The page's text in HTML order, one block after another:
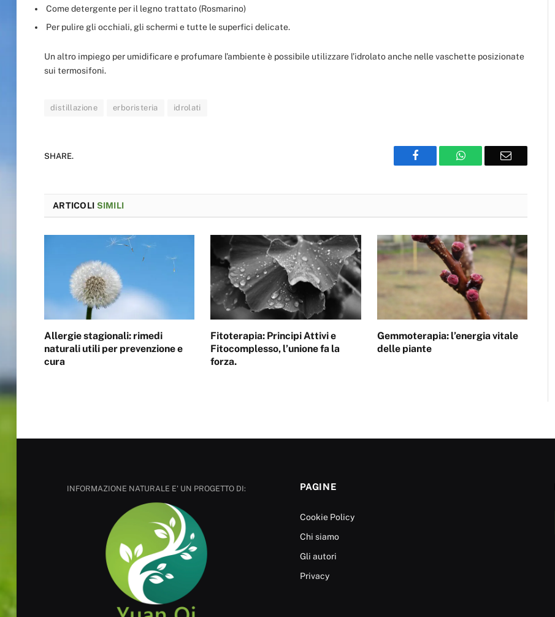
Come detergente per il legno trattato (Rosmarino)
Per pulire gli occhiali, gli schermi e tutte le superfici delicate.
Un altro impiego per umidificare e profumare l’ambiente è possibile utilizzare l’idrolato anche nelle vaschette posizionate
sui termosifoni.
distillazione erboristeria idrolati
SHARE. Facebook WhatsAppEmail
ARTICOLI SIMILI
Allergie stagionali: rimedi
naturali utili per prevenzione e
cura
Fitoterapia: Principi Attivi e
Fitocomplesso, l’unione fa la
forza.
Gemmoterapia: l’energia vitale
delle piante
INFORMAZIONE NATURALE E' UN PROGETTO DI: PAGINE
Cookie Policy
Chi siamo
Gli autori
Privacy